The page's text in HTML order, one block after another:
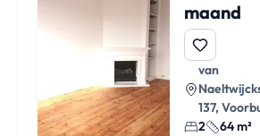
maand
van
137,
2
64 m²